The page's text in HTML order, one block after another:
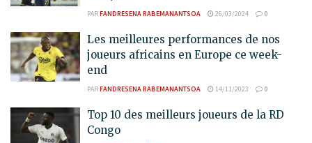
PARFANDRESENA RABEMANANTSOA 26/03/2024 0
Les meilleures performances de nos
joueurs africains en Europe ce week-
end
PARFANDRESENA RABEMANANTSOA 14/11/2023 0
Top 10 des meilleurs joueurs de la RD
Congo